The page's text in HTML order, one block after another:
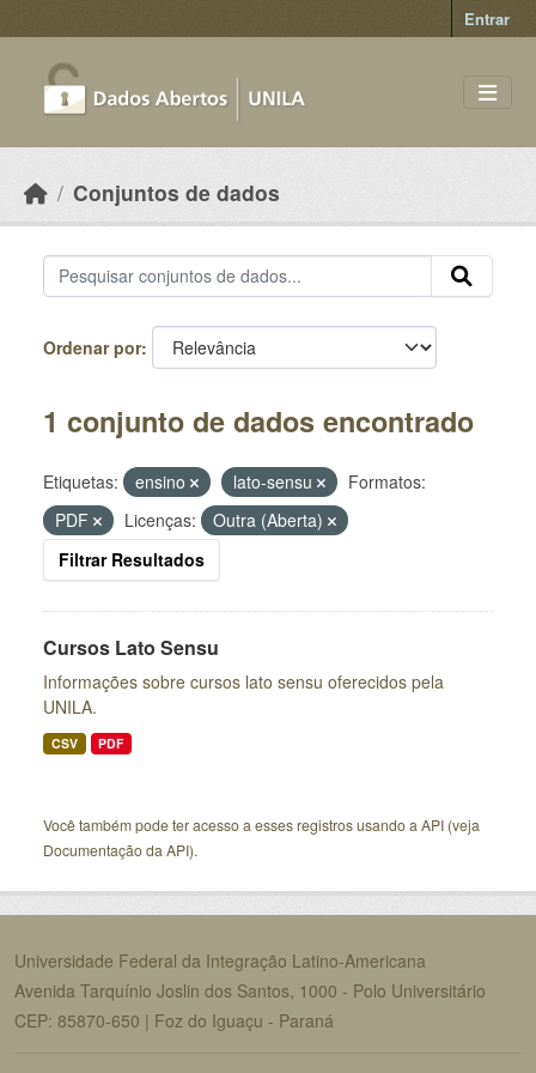
Entrar
Conjuntos de dados
Ordenar por
1 conjunto de dados encontrado
Etiquetas: ensino lato-sensu
Formatos:
PDF
Licenças:
Outra (Aberta)
Filtrar Resultados
Cursos Lato Sensu
Informações sobre cursos lato sensu oferecidos pela
UNILA.
CSV PDF
Você também pode ter acesso a esses registros usando a API (veja
Documentação da API).
Universidade Federal da Integração Latino-Americana
Avenida Tarquínio Joslin dos Santos, 1000 - Polo Universitário
CEP: 85870-650 | Foz do Iguaçu - Paraná